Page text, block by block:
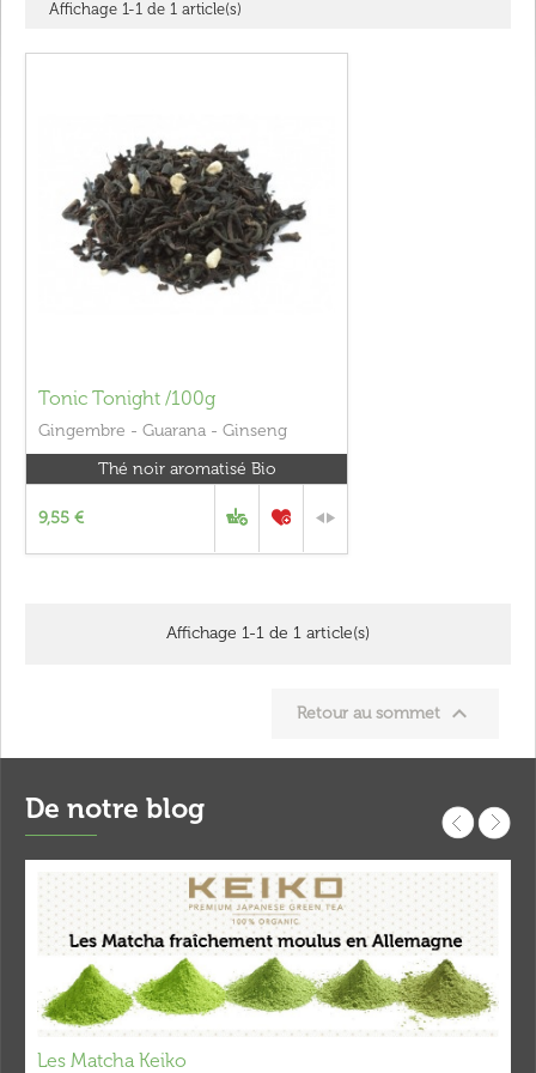
Affichage 1-1 de 1 article(s)
Tonic Tonight /100g
Gingembre - Guarana - Ginseng
Thé noir aromatisé Bio
9,55 €
Affichage 1-1 de 1 article(s)
Retour au sommet 
De notre blog
Les Matcha Keiko